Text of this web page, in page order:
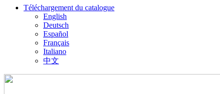
Téléchargement du catalogue
English
Deutsch
Español
Français
Italiano
中文